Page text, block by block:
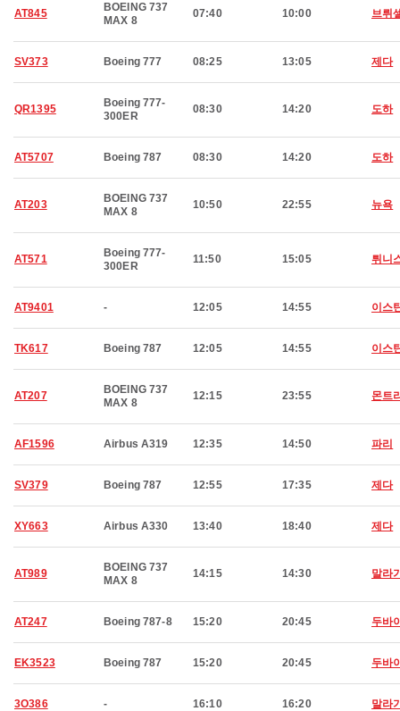
AT845
BOEING 737
MAX 8
07:40 10:00 브뤼
SV373 Boeing 777 08:25 13:05 제다
QR1395
Boeing 777-
300ER
08:30 14:20 도하
AT5707 Boeing 787 08:30 14:20 도하
AT203
BOEING 737
MAX 8
10:50 22:55 뉴욕
AT571
Boeing 777-
300ER
11:50 15:05 튀니
AT9401 - 12:05 14:55 이스
TK617 Boeing 787 12:05 14:55 이스
AT207
BOEING 737
MAX 8
12:15 23:55 몬트
AF1596 Airbus A319 12:35 14:50 파리
SV379 Boeing 787 12:55 17:35 제다
XY663 Airbus A330 13:40 18:40 제다
AT989
BOEING 737
MAX 8
14:15 14:30 말라
AT247 Boeing 787-8 15:20 20:45 두바
EK3523 Boeing 787 15:20 20:45 두바
3O386 - 16:10 16:20 말라